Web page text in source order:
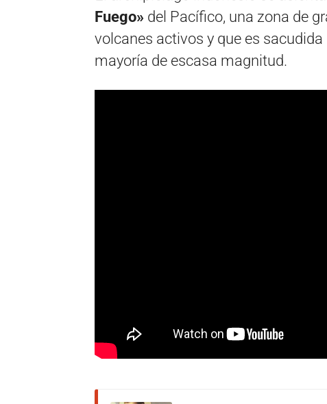
Fuego» del Pacífico, una zona de
volcanes activos y que es
mayoría de escasa magnitud.